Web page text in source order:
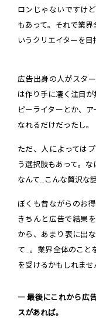
ロンじゃないですけ
もあって。それで業
いうクリエイターを目
広告出身の人がスタ
は作り手に凄く注目
ピーライターとか、
なれるだけだったし。
ただ、人によっては
う選択肢もあって。
なんて…こんな贅沢な
ぼくも昔ながらのお
きちんと広告で結果
から、あまり表に出
て…。業界全体のこと
を受けるかもしれませ
― 最後にこれから広
スがあれば。